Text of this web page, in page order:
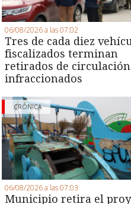
06/08/2026 a las 07:02
Tres de cada diez
fiscalizados terminan
retirados de
infraccionados
CRÓNICA
06/08/2026 a las 07:03
Municipio retira el